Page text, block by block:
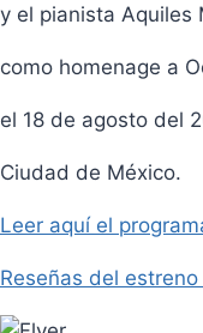
y el pianista Aquiles
como homenage a
el 18 de agosto del
Ciudad de México.
Leer aquí el
Reseñas del